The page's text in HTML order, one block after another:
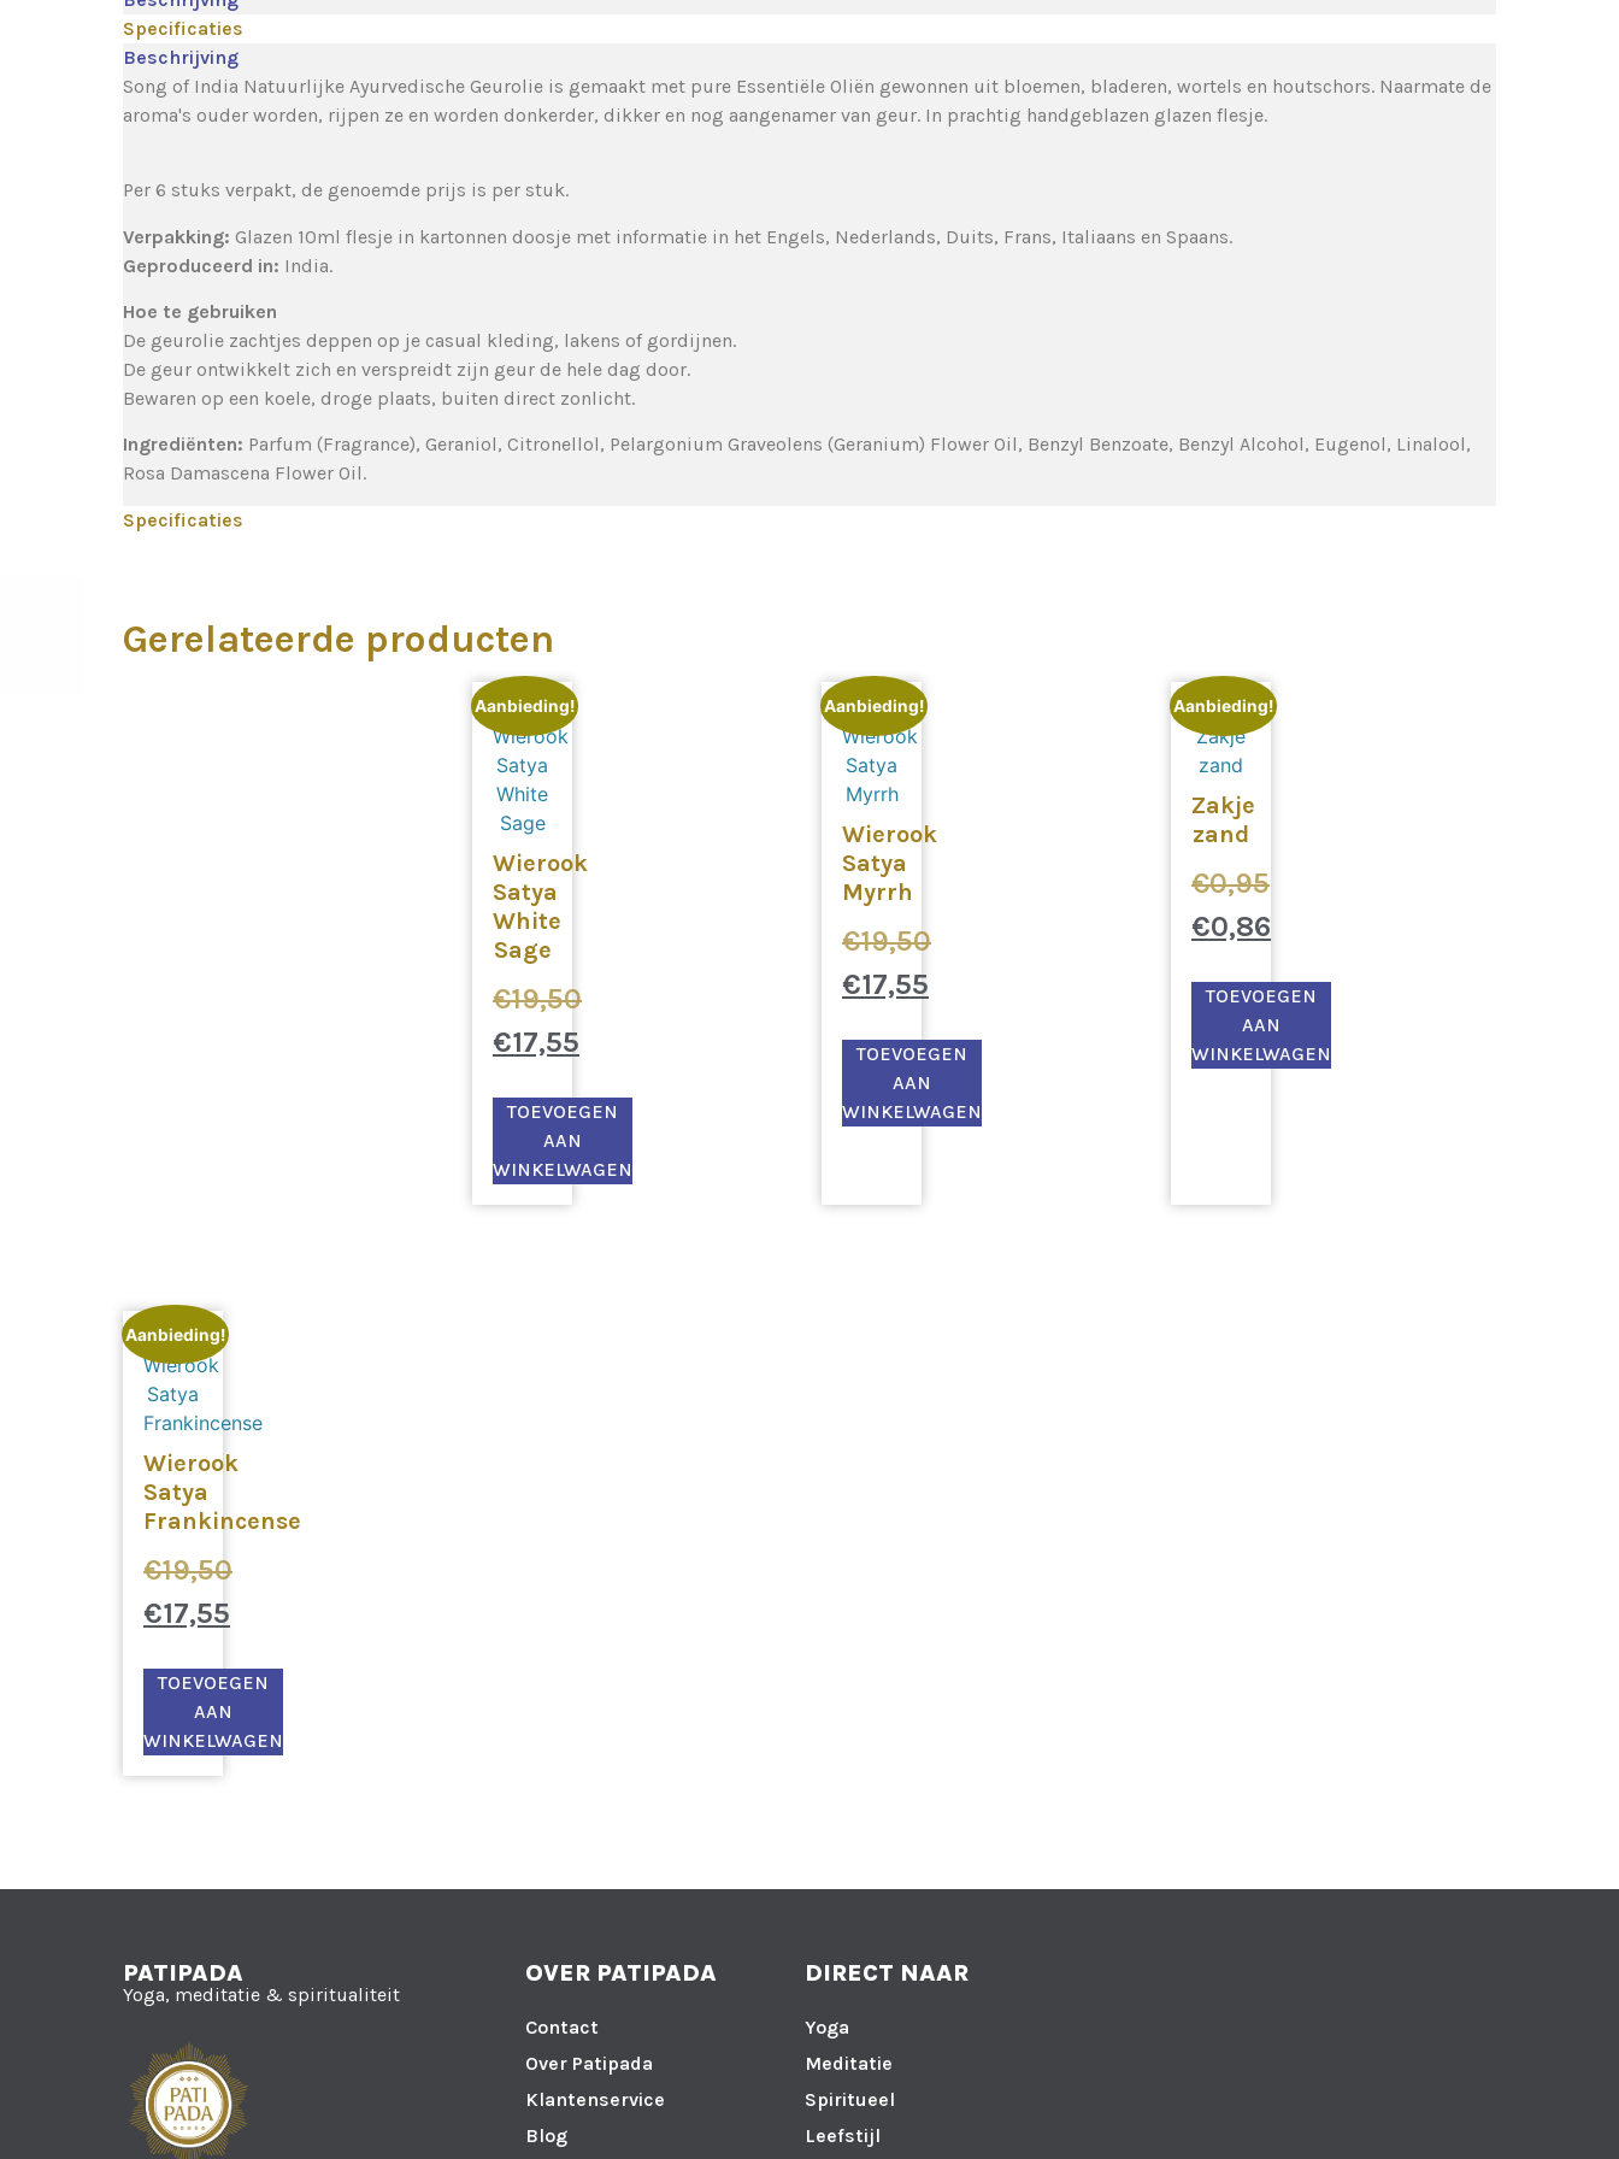
Specificaties
Beschrijving
Song of India Natuurlijke Ayurvedische Geurolie is gemaakt met pure Essentiële Oliën gewonnen uit bloemen, bladeren, wortels en houtschors. Naarmate de
aroma's ouder worden, rijpen ze en worden donkerder, dikker en nog aangenamer van geur. In prachtig handgeblazen glazen flesje.
Per 6 stuks verpakt, de genoemde prijs is per stuk.
Verpakking: Glazen 10ml flesje in kartonnen doosje met informatie in het Engels, Nederlands, Duits, Frans, Italiaans en Spaans.
Geproduceerd in: India.
Hoe te gebruiken
De geurolie zachtjes deppen op je casual kleding, lakens of gordijnen.
De geur ontwikkelt zich en verspreidt zijn geur de hele dag door.
Bewaren op een koele, droge plaats, buiten direct zonlicht.
Ingrediënten: Parfum (Fragrance), Geraniol, Citronellol, Pelargonium Graveolens (Geranium) Flower Oil, Benzyl Benzoate, Benzyl Alcohol, Eugenol, Linalool,
Rosa Damascena Flower Oil.
Specificaties
Gerelateerde producten
Aanbieding!
Wierook
Satya
White
Sage
€19,50
€17,55
TOEVOEGEN
AAN
WINKELWAGEN
Aanbieding!
Wierook
Satya
Myrrh
€19,50
€17,55
TOEVOEGEN
AAN
WINKELWAGEN
Aanbieding!
Zakje
zand
€0,95
€0,86
TOEVOEGEN
AAN
WINKELWAGEN
Aanbieding!
Wierook
Satya
Frankincense
€19,50
€17,55
TOEVOEGEN
AAN
WINKELWAGEN
PATIPADA
Yoga, meditatie & spiritualiteit
OVER PATIPADA
Contact
Over Patipada
Klantenservice
Blog
DIRECT NAAR
Yoga
Meditatie
Spiritueel
Leefstijl